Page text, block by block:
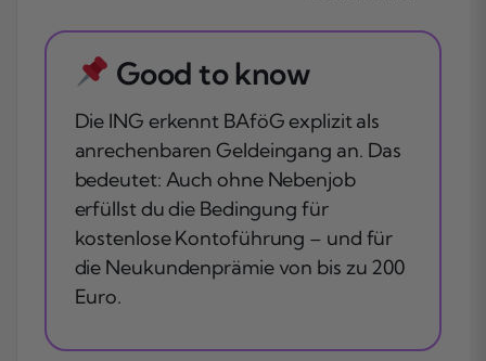
Good to know
Die ING erkennt BAföG explizit als
anrechenbaren Geldeingang an. Das
bedeutet: Auch ohne Nebenjob
erfüllst du die Bedingung für
kostenlose Kontoführung – und für
die Neukundenprämie von bis zu 200
Euro.